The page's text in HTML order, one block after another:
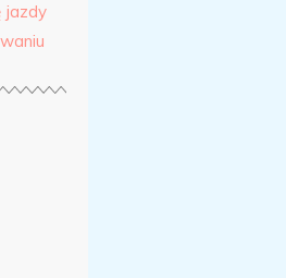
jazdy